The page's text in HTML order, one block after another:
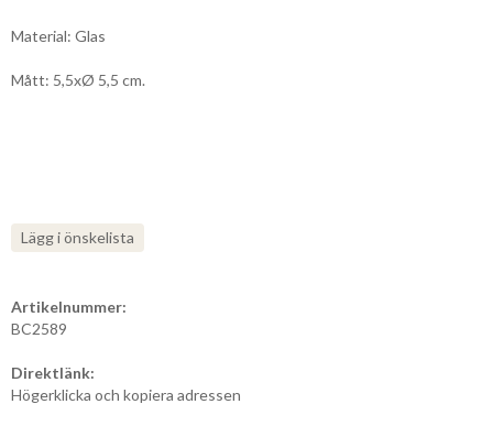
Material: Glas
Mått: 5,5xØ 5,5 cm.
Lägg i önskelista
Artikelnummer:
BC2589
Direktlänk:
Högerklicka och kopiera adressen